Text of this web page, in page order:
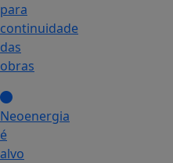
para
continuidade
das
obras
Neoenergia
é
alvo